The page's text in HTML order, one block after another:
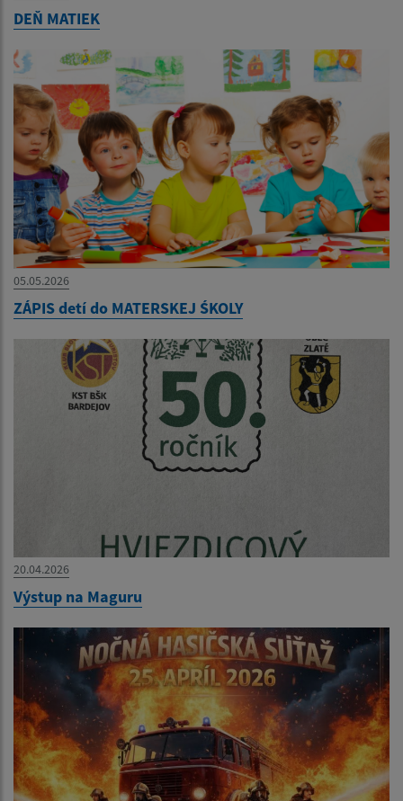
DEŇ MATIEK
05.05.2026
ZÁPIS detí do MATERSKEJ ŚKOLY
20.04.2026
Výstup na Maguru